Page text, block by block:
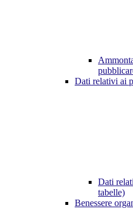
Dati relativi ai
Dati
tabelle)
Benessere